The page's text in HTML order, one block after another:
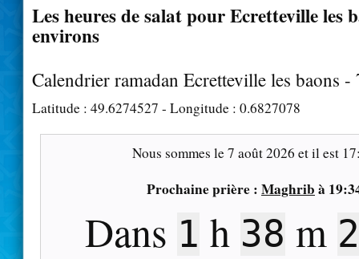
Les heures de salat pour Ecretteville les
environs
Calendrier ramadan Ecretteville les baons -
Latitude : 49.6274527 - Longitude : 0.6827078
Nous sommes le7 août 2026 et il est
Prochaine prière : Maghrib à
Dans 1 h 38 m